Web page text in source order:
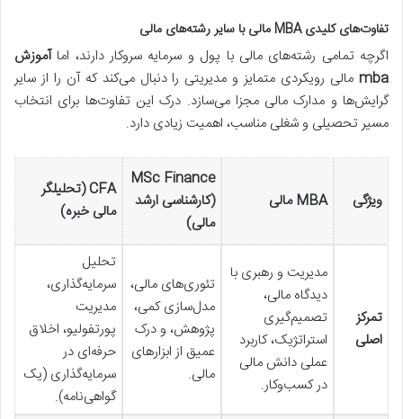
تفاوت‌های کلیدی MBA مالی با سایر رشته‌های مالی
اگرچه تمامی رشته‌های مالی با پول و سرمایه سروکار دارند، اما آموزش
mba مالی رویکردی متمایز و مدیریتی را دنبال می‌کند که آن را از سایر
گرایش‌ها و مدارک مالی مجزا می‌سازد. درک این تفاوت‌ها برای انتخاب
مسیر تحصیلی و شغلی مناسب، اهمیت زیادی دارد.
ویژگی MBA مالی
MSc Finance
(کارشناسی ارشد
مالی)
CFA (تحلیلگر
مالی خبره)
تمرکز
اصلی
مدیریت و رهبری با
دیدگاه مالی،
تصمیم‌گیری
استراتژیک، کاربرد
عملی دانش مالی
در کسب‌وکار.
تئوری‌های مالی،
مدل‌سازی کمی،
پژوهش، و درک
عمیق از ابزارهای
مالی.
تحلیل
سرمایه‌گذاری،
مدیریت
پورتفولیو، اخلاق
حرفه‌ای در
سرمایه‌گذاری (یک
گواهی‌نامه).